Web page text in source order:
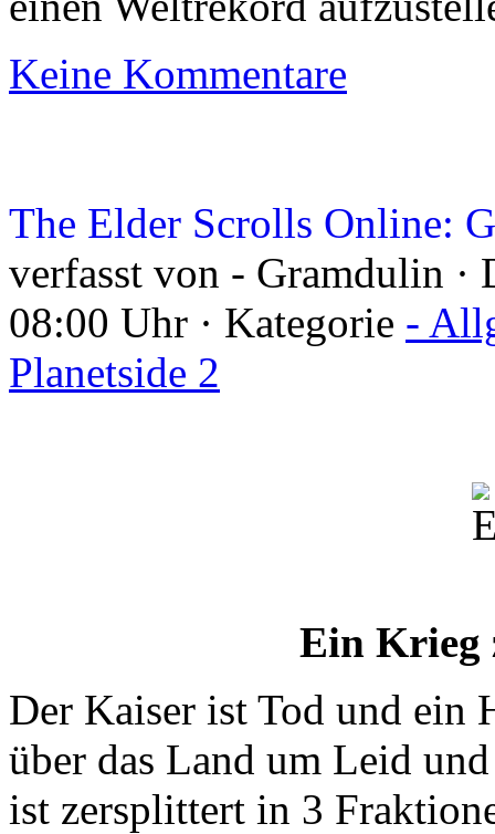
Keine Kommentare
The Elder Scrolls Online:
verfasst von - Gramdulin ·
08:00 Uhr · Kategorie -
Planetside 2
Ein Krieg
Der Kaiser ist Tod und ein
über das Land um Leid
ist zersplittert in 3